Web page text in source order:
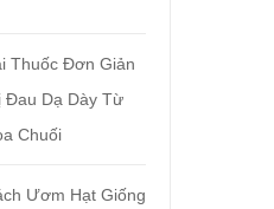
Thuốc Đơn Giản
Đau Dạ Dày Từ
Chuối
Ươm Hạt Giống